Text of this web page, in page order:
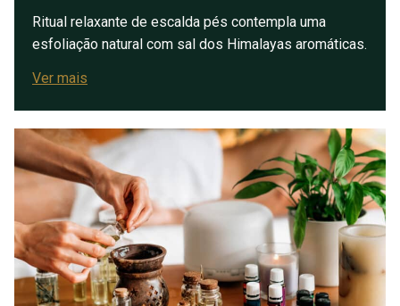
Ritual relaxante de escalda pés contempla uma
esfoliação natural com sal dos Himalayas aromáticas.
Ver mais